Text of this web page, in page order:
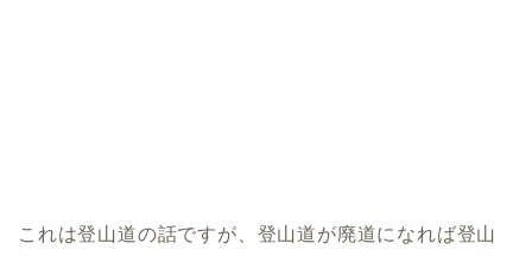
これは登山道の話ですが、登山道が廃道になれば登山